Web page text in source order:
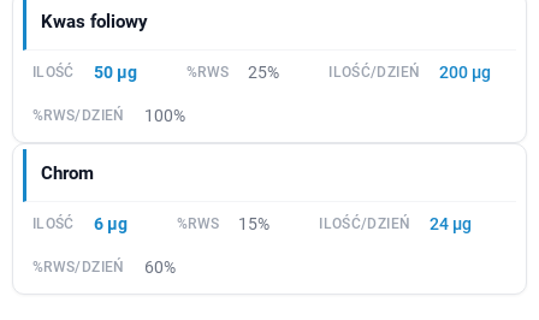
Kwas foliowy
50 µg 25% 200 µg
100%
Chrom
6 µg 15% 24 µg
60%